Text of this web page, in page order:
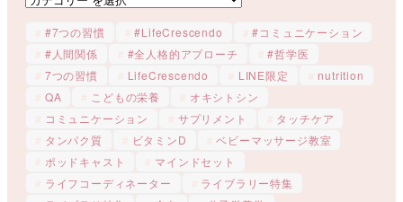
#7つの習慣 #LifeCrescendo
#コミュニケーション
#人間関係
#全人格的アプローチ
#哲学医
7つの習慣
LifeCrescendo LINE限定
nutrition
QA
こどもの栄養
オキシトシン
コミュニケーション
サプリメント
タッチケア
タンパク質
ビタミンD
ベビーマッサージ教室
ポッドキャスト
マインドセット
ライフコーディネーター
ライブラリー特集